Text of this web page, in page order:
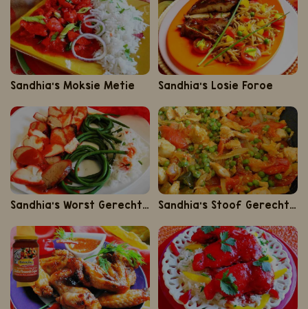
Sandhia's Moksie Metie Sandhia's Losie Foroe
Sandhia's Worst Gerechten Sandhia's Stoof Gerechten